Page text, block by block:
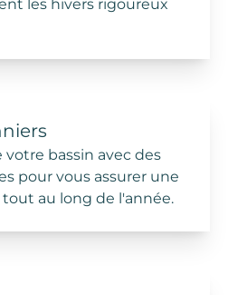
les hivers rigoureux
bassin avec des
pour vous assurer une
au long de l'année.